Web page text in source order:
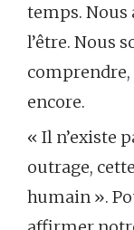
temps. Nous
l’être. Nous
encore.
« Il n’existe
outrage,
humain ».